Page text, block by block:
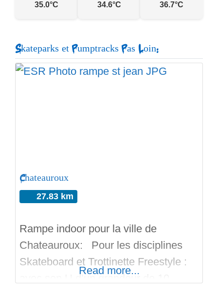
35.0°C
34.6°C
36.7°C
Skateparks et Pumptracks Pas Loin:
Chateauroux
27.83 km
Rampe indoor pour la ville de
Chateauroux: Pour les disciplines
Skateboard et Trottinette Freestyle :
avec son U d’un grandeur de 10
Read more...